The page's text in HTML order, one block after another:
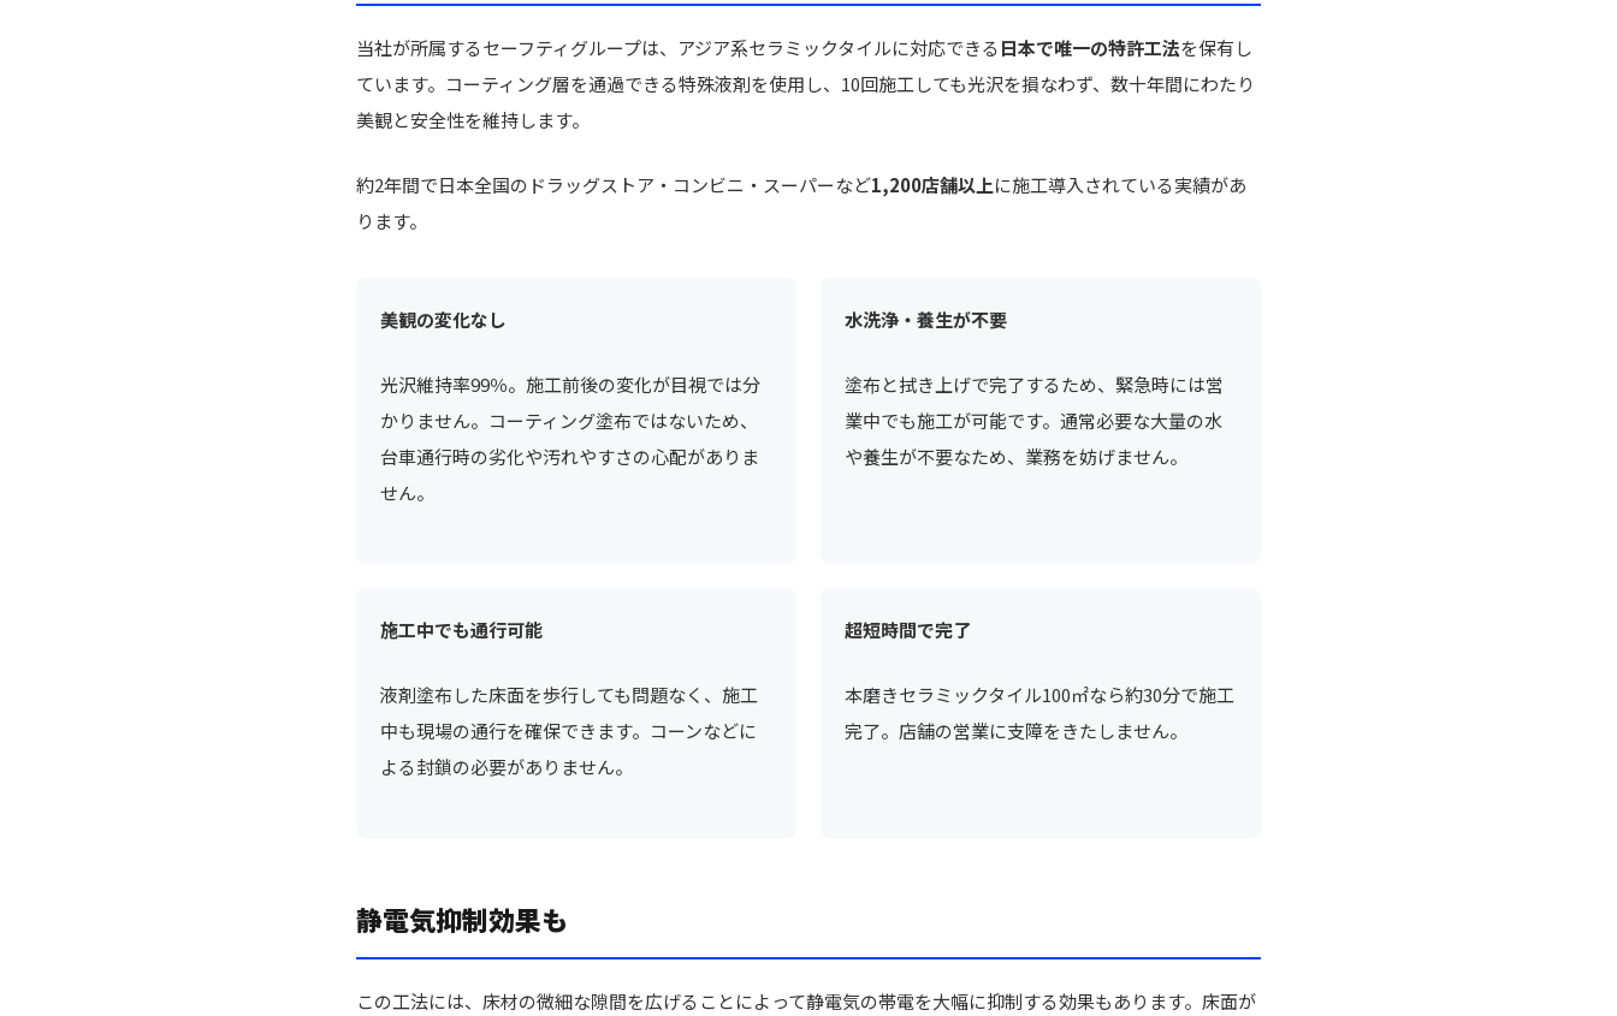
当社が所属するセーフティグループは、アジア系セラミックタイルに対応できる 日本で唯一の特許工法を保有し
ています。コーティング層を通過できる特殊液剤を使用し、10回施工しても光沢を損なわず、数十年間にわたり
美観と安全性を維持します。
約2年間で日本全国のドラッグストア・コンビニ・スーパーなど1,200店舗以上に施工導入されている実績があ
ります。
美観の変化なし
光沢維持率99％。施工前後の変化が目視では分
かりません。コーティング塗布ではないため、
台車通行時の劣化や汚れやすさの心配がありま
せん。
水洗浄・養生が不要
塗布と拭き上げで完了するため、緊急時には営
業中でも施工が可能です。通常必要な大量の水
や養生が不要なため、業務を妨げません。
施工中でも通行可能
液剤塗布した床面を歩行しても問題なく、施工
中も現場の通行を確保できます。コーンなどに
よる封鎖の必要がありません。
超短時間で完了
本磨きセラミックタイル100㎡なら約30分で施工
完了。店舗の営業に支障をきたしません。
静電気抑制効果も
この工法には、床材の微細な隙間を広げることによって静電気の帯電を大幅に抑制する効果もあります。床面が